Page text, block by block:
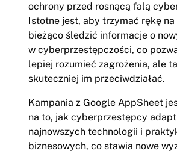
ochrony przed rosnącą falą
Istotne jest, aby trzymać rękę na
bieżąco śledzić informacje o
w cyberprzestępczości, co
lepiej rozumieć zagrożenia, ale
skuteczniej im przeciwdziałać.
Kampania z Google AppSheet
na to, jak cyberprzestępcy
najnowszych technologii i
biznesowych, co stawia nowe